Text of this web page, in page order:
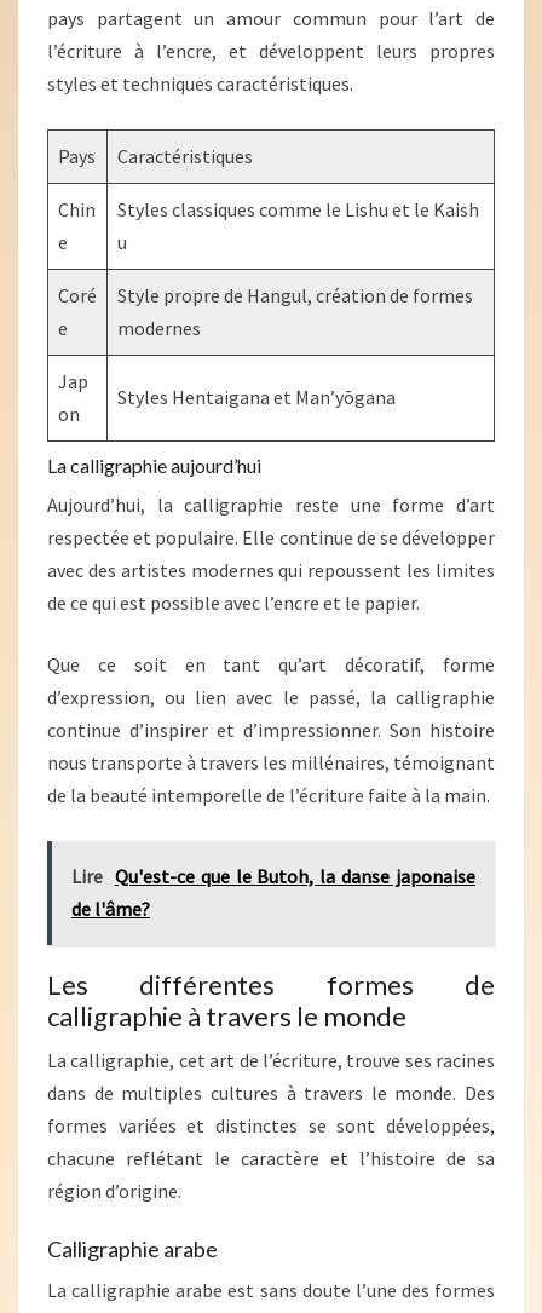
pays partagent un amour commun pour l’art de
l’écriture à l’encre, et développent leurs propres
styles et techniques caractéristiques.
Pays Caractéristiques
Chin
e
Styles classiques comme le Lishu et le Kaish
u
Coré
e
Style propre de Hangul, création de formes
modernes
Jap
on
Styles Hentaigana et Man’yōgana
La calligraphie aujourd’hui
Aujourd’hui, la calligraphie reste une forme d’art
respectée et populaire. Elle continue de se développer
avec des artistes modernes qui repoussent les limites
de ce qui est possible avec l’encre et le papier.
Que ce soit en tant qu’art décoratif, forme
d’expression, ou lien avec le passé, la calligraphie
continue d’inspirer et d’impressionner. Son histoire
nous transporte à travers les millénaires, témoignant
de la beauté intemporelle de l’écriture faite à la main.
Lire Qu'est-ce que le Butoh, la danse japonaise
de l'âme?
Les différentes formes de
calligraphie à travers le monde
La calligraphie, cet art de l’écriture, trouve ses racines
dans de multiples cultures à travers le monde. Des
formes variées et distinctes se sont développées,
chacune reflétant le caractère et l’histoire de sa
région d’origine.
Calligraphie arabe
La calligraphie arabe est sans doute l’une des formes